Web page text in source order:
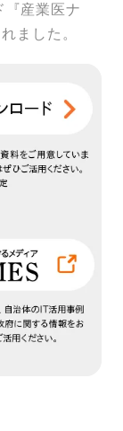
『産業医ナ
ました。